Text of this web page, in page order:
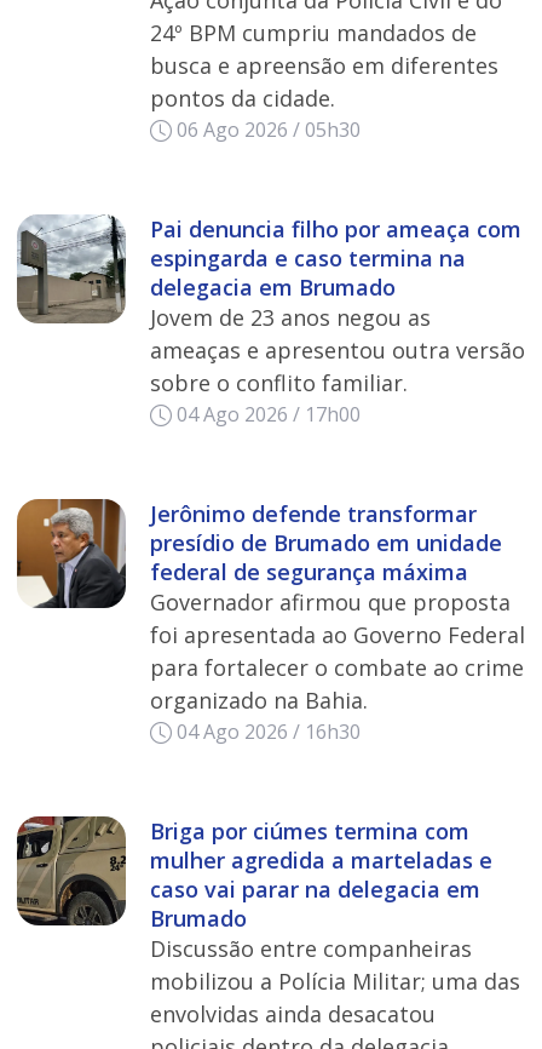
24º BPM cumpriu mandados de
busca e apreensão em diferentes
pontos da cidade.
06 Ago 2026 / 05h30
Pai denuncia filho por ameaça com
espingarda e caso termina na
delegacia em Brumado
Jovem de 23 anos negou as
ameaças e apresentou outra versão
sobre o conflito familiar.
04 Ago 2026 / 17h00
Jerônimo defende transformar
presídio de Brumado em unidade
federal de segurança máxima
Governador afirmou que proposta
foi apresentada ao Governo Federal
para fortalecer o combate ao crime
organizado na Bahia.
04 Ago 2026 / 16h30
Briga por ciúmes termina com
mulher agredida a marteladas e
caso vai parar na delegacia em
Brumado
Discussão entre companheiras
mobilizou a Polícia Militar; uma das
envolvidas ainda desacatou